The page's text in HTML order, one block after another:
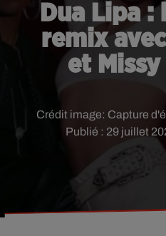
Dua Lipa
remix
et
Publié : 29 juillet
Crédit image: Capture